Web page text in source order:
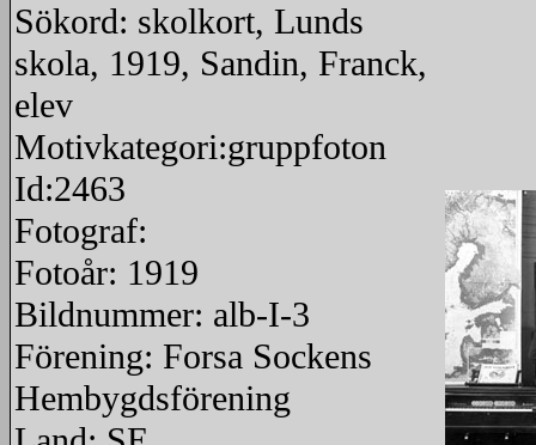
Sökord: skolkort, Lunds
skola, 1919, Sandin, Franck,
elev
Motivkategori:gruppfoton
Id:2463
Fotograf:
Fotoår: 1919
Bildnummer: alb-I-3
Förening: Forsa Sockens
Hembygdsförening